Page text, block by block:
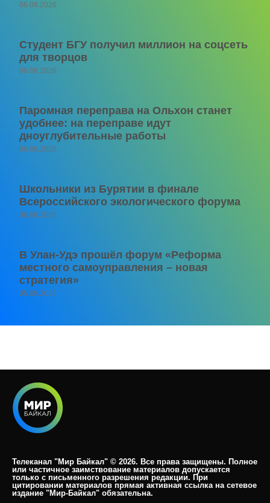
06.08.2026
Студент БГУ получил миллион на соцсеть
для творцов
06.08.2026
Паромная переправа на Ольхон станет
удобнее: на переправе идут
дноуглубительные работы
06.08.2026
Школьники из Бурятии в финале
Всероссийского экологического форума
06.08.2026
В Улан-Удэ прошёл форум «Реформа
местного самоуправления – новая
стратегия»
05.08.2026
Телеканал "Мир Байкал" © 2026. Все права защищены. Полное
или частичное заимствование материалов допускается
только с письменного разрешения редакции. При
цитировании материалов прямая активная ссылка на сетевое
издание "Мир-Байкал" обязательна.​